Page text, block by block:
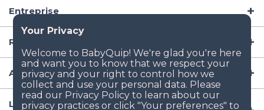
Entreprise
Ressources
Articles de puériculture
Lieux populaires de location d'équipement aux